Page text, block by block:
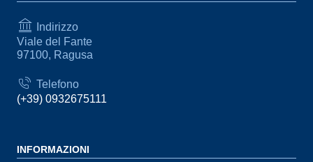
Indirizzo
Viale del Fante
97100, Ragusa
Telefono
(+39) 0932675111
INFORMAZIONI